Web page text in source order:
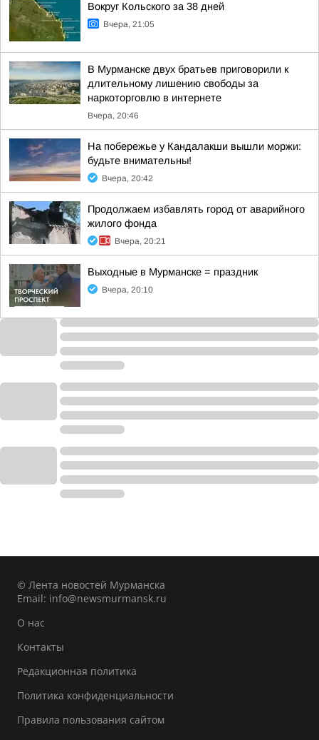
Вокруг Кольского за 38 дней
Вчера, 21:05
В Мурманске двух братьев приговорили к
длительному лишению свободы за
наркоторговлю в интернете
Вчера, 20:46
На побережье у Кандалакши вышли моржи:
будьте внимательны!
Вчера, 20:42
Продолжаем избавлять город от аварийного
жилого фонда
Вчера, 20:21
Выходные в Мурманске = праздник
Вчера, 20:10
© Лента новостей Мурманска
Email: info@newsmurmansk.ru
О нас
Контакты
Редакционная политика
Политика конфиденциальности
Правила пользования сайтом